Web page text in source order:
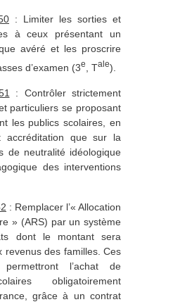
: Limiter les sorties et
à ceux présentant un
avéré et les proscrire
d’examen (3e , Tale).
: Contrôler strictement
particuliers se proposant
les publics scolaires, en
accréditation que sur la
de neutralité idéologique
des interventions
: Remplacer l’« Allocation
» (ARS) par un système
dont le montant sera
revenus des familles. Ces
permettront l’achat de
obligatoirement
grâce à un contrat